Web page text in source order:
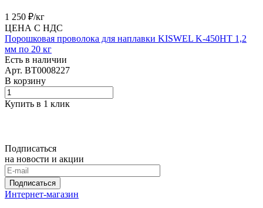
1 250 ₽/кг
ЦЕНА С НДС
Порошковая проволока для наплавки KISWEL K-450HT 1,2
мм по 20 кг
Есть в наличии
Арт. BT0008227
В корзину
Купить в 1 клик
Подписаться
на новости и акции
Подписаться
Интернет-магазин